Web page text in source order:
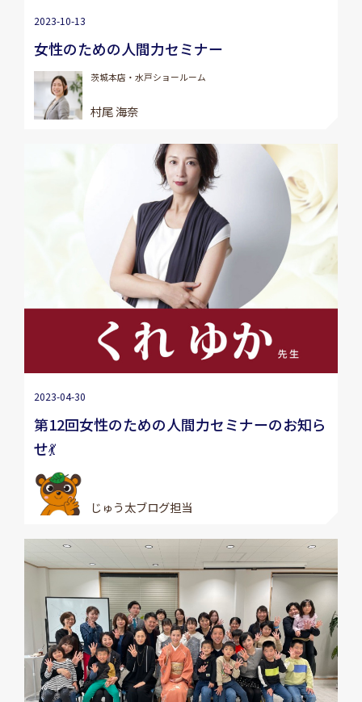
2023-10-13
女性のための人間力セミナー
茨城本店・水戸ショールーム
村尾 海奈
2023-04-30
第12回女性のための人間力セミナーのお知ら
せ💃
じゅう太ブログ担当